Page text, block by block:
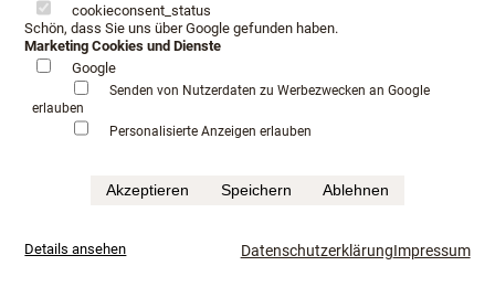
Guter Schlaf ist Maßarbeit.
Größe, Gewicht, Körperbau, Schlafgewohnheiten... Jeder
Mensch ist anderes.
Das Ergebnis ist ein Bettsystem, das genau der jeweiligen
cookieconsent_status
Schön, dass Sie uns über Google gefunden haben.
Marketing Cookies und Dienste
Google
Senden von Nutzerdaten zu Werbezwecken an Google
erlauben
Personalisierte Anzeigen erlauben
Akzeptieren Speichern Ablehnen
Details ansehen DatenschutzerklärungImpressum